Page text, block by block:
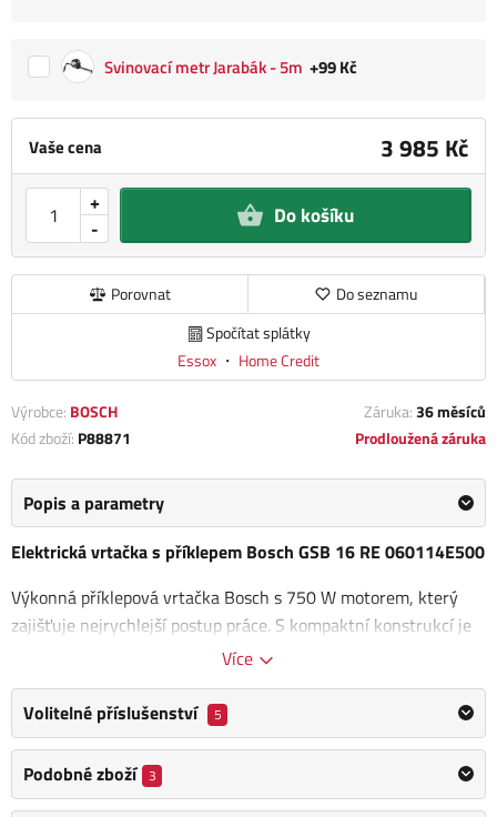
Vaše cena 3 985 Kč
-
+ Do košíku
Porovnat
Do seznamu
Spočítat splátky
Essox ・ Home Credit
Svinovací metr Jarabák - 5m +99 Kč
Výrobce: BOSCH Záruka:36 měsíců
Kód zboží: P88871 Prodloužená záruka
Popis a parametry
Elektrická vrtačka s příklepem Bosch GSB 16 RE 060114E500
Výkonná příklepová vrtačka Bosch s 750 W motorem, který
zajišťuje nejrychlejší postup práce. S kompaktní konstrukcí je
navržena pro optimální manipulaci, což
Tato vrtačka disponuje robustním kovovým krytem
převodovky, což zajišťuje dlouhou životnost nástroje a
spolehlivý výkon i při náročných úkolech. S Bosch GSB 16 RE
získátespolehlivý a výkonný nástroj,který vám umožní
Více
Volitelné příslušenství 5
Podobné zboží 3